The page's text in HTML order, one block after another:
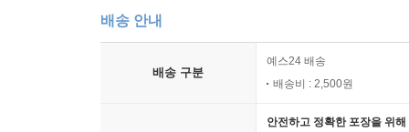
배송 안내
배송 구분
예스24 배송
배송비 : 2,500원
안전하고 정확한 포장을 위